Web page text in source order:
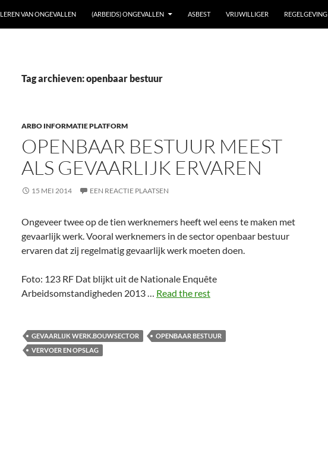
LEREN VAN ONGEVALLEN (ARBEIDS) ONGEVALLEN ASBEST VRIJWILLIGER REGELGEVING
Tag archieven: openbaar bestuur
ARBO INFORMATIE PLATFORM
OPENBAAR BESTUUR MEEST
ALS GEVAARLIJK ERVAREN
15 MEI 2014 EEN REACTIE PLAATSEN
Ongeveer twee op de tien werknemers heeft wel eens te maken met
gevaarlijk werk. Vooral werknemers in de sector openbaar bestuur
ervaren dat zij regelmatig gevaarlijk werk moeten doen.
Foto: 123 RF Dat blijkt uit de Nationale Enquête
Arbeidsomstandigheden 2013 … Read the rest
GEVAARLIJK WERK.BOUWSECTOR
OPENBAAR BESTUUR
VERVOER EN OPSLAG